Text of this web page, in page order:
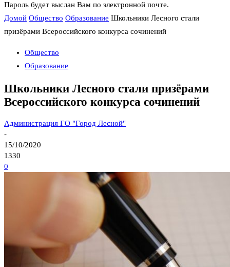
Пароль будет выслан Вам по электронной почте.
Домой Общество Образование Школьники Лесного стали
призёрами Всероссийского конкурса сочинений
Общество
Образование
Школьники Лесного стали призёрами
Всероссийского конкурса сочинений
Администрация ГО "Город Лесной"
-
15/10/2020
1330
0